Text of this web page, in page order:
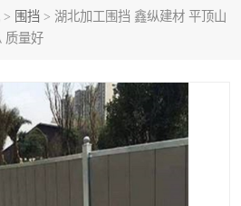
> 围挡 > 湖北加工围挡 鑫纵建材 平顶山
质量好
楼层板
钢结构配件
彩钢板
市